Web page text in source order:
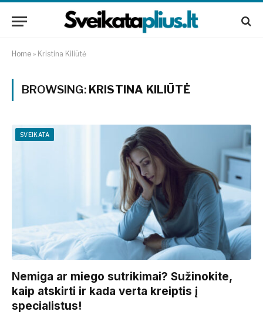
Home » Kristina Kiliūtė
BROWSING: KRISTINA KILIŪTĖ
SVEIKATA
Nemiga ar miego sutrikimai? Sužinokite,
kaip atskirti ir kada verta kreiptis į
specialistus!